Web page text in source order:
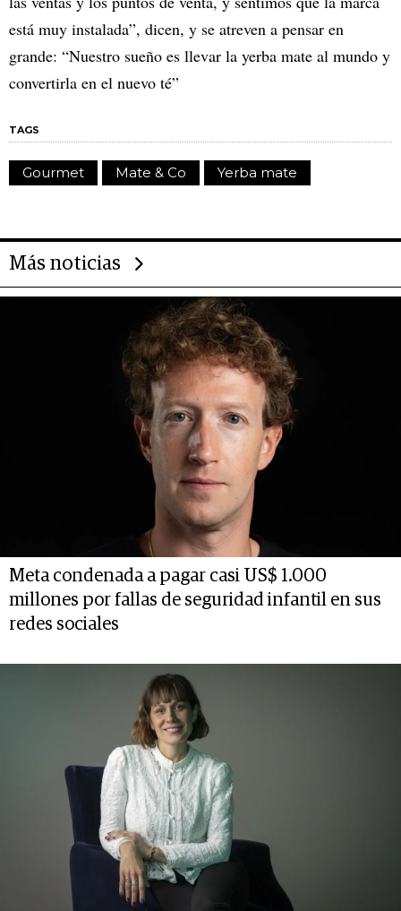
está muy instalada”, dicen, y se atreven a pensar en
grande: “Nuestro sueño es llevar la yerba mate al mundo y
convertirla en el nuevo té”
TAGS
Gourmet Mate & Co Yerba mate
Más noticias
Meta condenada a pagar casi US$ 1.000
millones por fallas de seguridad infantil en sus
redes sociales